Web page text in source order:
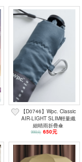
【D0746】Wpc. Classic
AIR-LIGHT SLIM輕量纖
細晴雨折疊傘
990元 650元